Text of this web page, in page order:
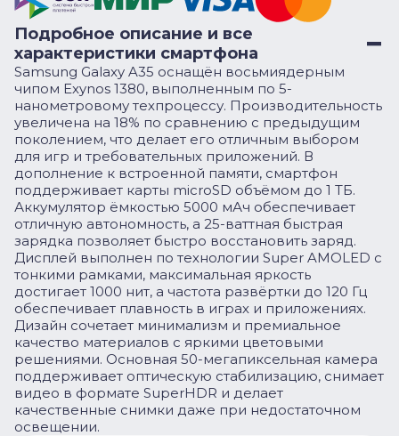
Подробное описание и все
характеристики смартфона
Samsung Galaxy A35 оснащён восьмиядерным
чипом Exynos 1380, выполненным по 5-
нанометровому техпроцессу. Производительность
увеличена на 18% по сравнению с предыдущим
поколением, что делает его отличным выбором
для игр и требовательных приложений. В
дополнение к встроенной памяти, смартфон
поддерживает карты microSD объёмом до 1 ТБ.
Аккумулятор ёмкостью 5000 мАч обеспечивает
отличную автономность, а 25-ваттная быстрая
зарядка позволяет быстро восстановить заряд.
Дисплей выполнен по технологии Super AMOLED с
тонкими рамками, максимальная яркость
достигает 1000 нит, а частота развёртки до 120 Гц
обеспечивает плавность в играх и приложениях.
Дизайн сочетает минимализм и премиальное
качество материалов с яркими цветовыми
решениями. Основная 50-мегапиксельная камера
поддерживает оптическую стабилизацию, снимает
видео в формате SuperHDR и делает
качественные снимки даже при недостаточном
освещении.